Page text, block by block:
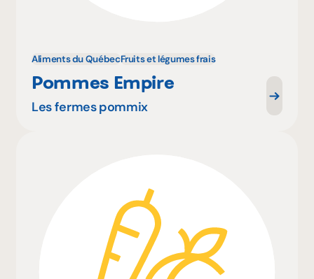
Aliments du QuébecFruits et légumes frais
Pommes Empire
Les fermes pommix